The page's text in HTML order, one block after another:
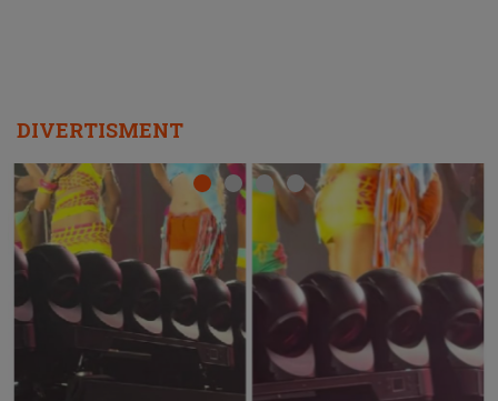
DIVERTISMENT